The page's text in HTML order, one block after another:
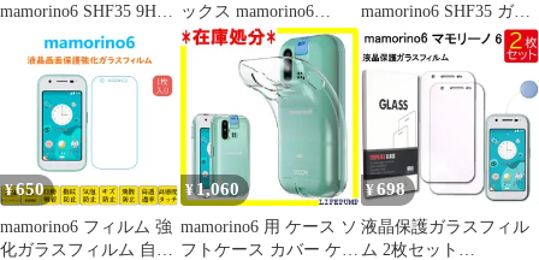
mamorino6 SHF35 9H
0.26mm 強化ガラス 液
晶保護フィルム 2.5D
ックス mamorino6
SHF35 【PET素材】 液
晶保護フィルム 高光沢
クリア F138
mamorino6 SHF35 ガラ
ス保護フィルムL178
¥650
mamorino6 フィルム 強
化ガラスフィルム 自動
¥ 1,060
mamorino6 用 ケース ソ
フトケース カバー ケー
¥698
液晶保護ガラスフィル
ム 2枚セット